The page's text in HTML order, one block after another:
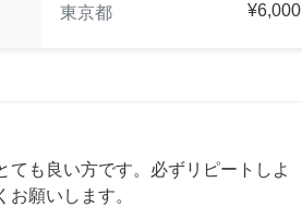
東京都
¥6,000
ても良い方です。必ずリピートしよ
お願いします。